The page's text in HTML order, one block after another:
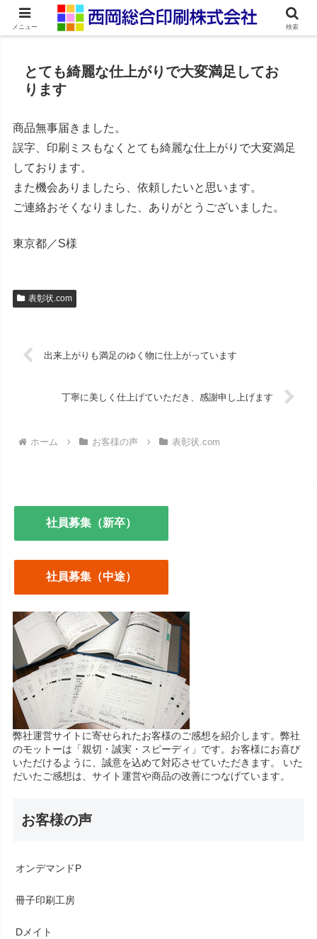
ネット印刷通販・オンデマンド印刷
とても綺麗な仕上がりで大変満足してお
ります
商品無事届きました。
誤字、印刷ミスもなくとても綺麗な仕上がりで大変満足
しております。
また機会ありましたら、依頼したいと思います。
ご連絡おそくなりました、ありがとうございました。
東京都／S様
表彰状.com
出来上がりも満足のゆく物に仕上がっています
丁寧に美しく仕上げていただき、感謝申し上げます
ホーム お客様の声 表彰状.com
社員募集（新卒）
社員募集（中途）
弊社運営サイトに寄せられたお客様のご感想を紹介します。弊社
のモットーは「親切・誠実・スピーディ」です。お客様にお喜び
いただけるように、誠意を込めて対応させていただきます。 いた
だいたご感想は、サイト運営や商品の改善につなげています。
お客様の声
オンデマンドP
冊子印刷工房
Dメイト
メニュー 検索